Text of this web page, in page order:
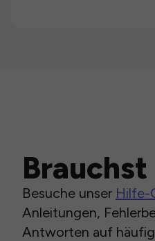
Besuche unser Hilfe-
Anleitungen,
Antworten auf